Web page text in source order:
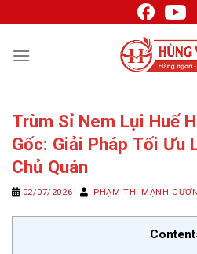
đến
nội
Trùm Sỉ Nem Lụi Huế
Gốc: Giải Pháp Tối Ưu
Chủ Quán
02/07/2026 PHẠM THỊ MẠNH